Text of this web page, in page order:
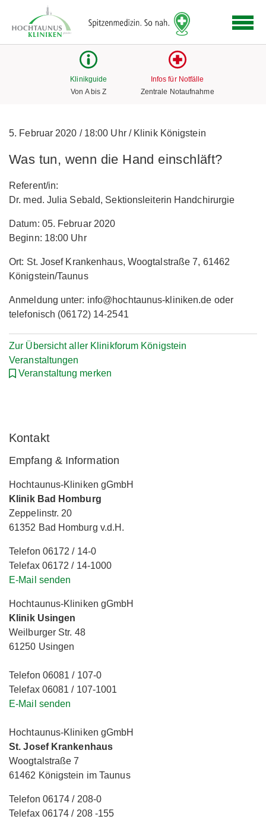
Link
zur
Klinikguide
Von A bis Z
Infos für Notfälle
Zentrale Notaufnahme
5. Februar 2020 /18:00 Uhr /Klinik Königstein
Was tun, wenn die Hand einschläft?
Referent/in:
Dr. med. Julia Sebald, Sektionsleiterin Handchirurgie
Datum: 05. Februar 2020
Beginn: 18:00 Uhr
Ort: St. Josef Krankenhaus, Woogtalstraße 7, 61462
Königstein/Taunus
Anmeldung unter: info@hochtaunus-kliniken.de oder
telefonisch (06172) 14-2541
Zur Übersicht aller Klinikforum Königstein
Veranstaltungen
Veranstaltung merken
Kontakt
Empfang & Information
Hochtaunus-Kliniken gGmbH
Klinik Bad Homburg
Zeppelinstr. 20
61352 Bad Homburg v.d.H.
Telefon 06172 / 14-0
Telefax 06172 / 14-1000
E-Mail senden
Hochtaunus-Kliniken gGmbH
Klinik Usingen
Weilburger Str. 48
61250 Usingen
Telefon 06081 / 107-0
Telefax 06081 / 107-1001
E-Mail senden
Hochtaunus-Kliniken gGmbH
St. Josef Krankenhaus
Woogtalstraße 7
61462 Königstein im Taunus
Telefon 06174 / 208-0
Telefax 06174 / 208 -155